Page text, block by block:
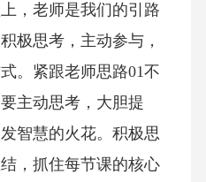
，老师是我们的引路
极思考，主动参与，
。紧跟老师思路01不
主动思考，大胆提
智慧的火花。积极思
，抓住每节课的核心